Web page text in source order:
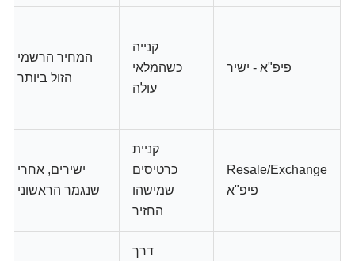
פיפ"א - ישיר
קנייה
כשהמלאי
עולה
המחיר הרשמי
הזול ביותר
Resale/Exchange
פיפ"א
קניית
כרטיסים
שמישהו
החזיר
ישירים, אחרי
שנגמר הראשוני
דרך